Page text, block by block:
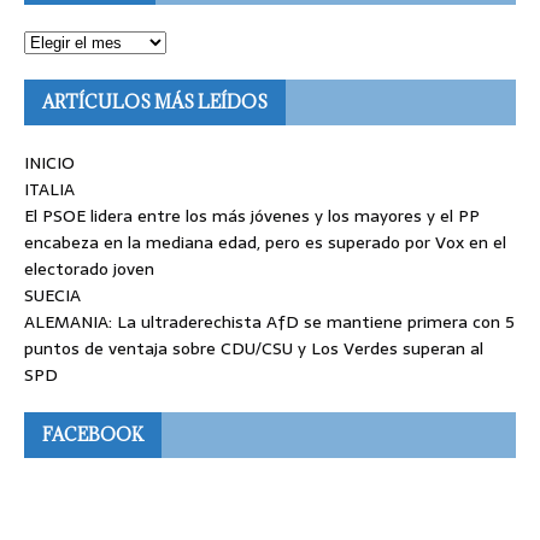
ARTÍCULOS MÁS LEÍDOS
INICIO
ITALIA
El PSOE lidera entre los más jóvenes y los mayores y el PP
encabeza en la mediana edad, pero es superado por Vox en el
electorado joven
SUECIA
ALEMANIA: La ultraderechista AfD se mantiene primera con 5
puntos de ventaja sobre CDU/CSU y Los Verdes superan al
SPD
FACEBOOK